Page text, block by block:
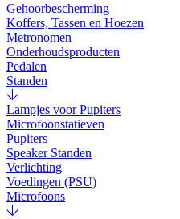
Gehoorbescherming
Koffers, Tassen en Hoezen
Metronomen
Onderhoudsproducten
Pedalen
Standen
Lampjes voor Pupiters
Microfoonstatieven
Pupiters
Speaker Standen
Verlichting
Voedingen (PSU)
Microfoons